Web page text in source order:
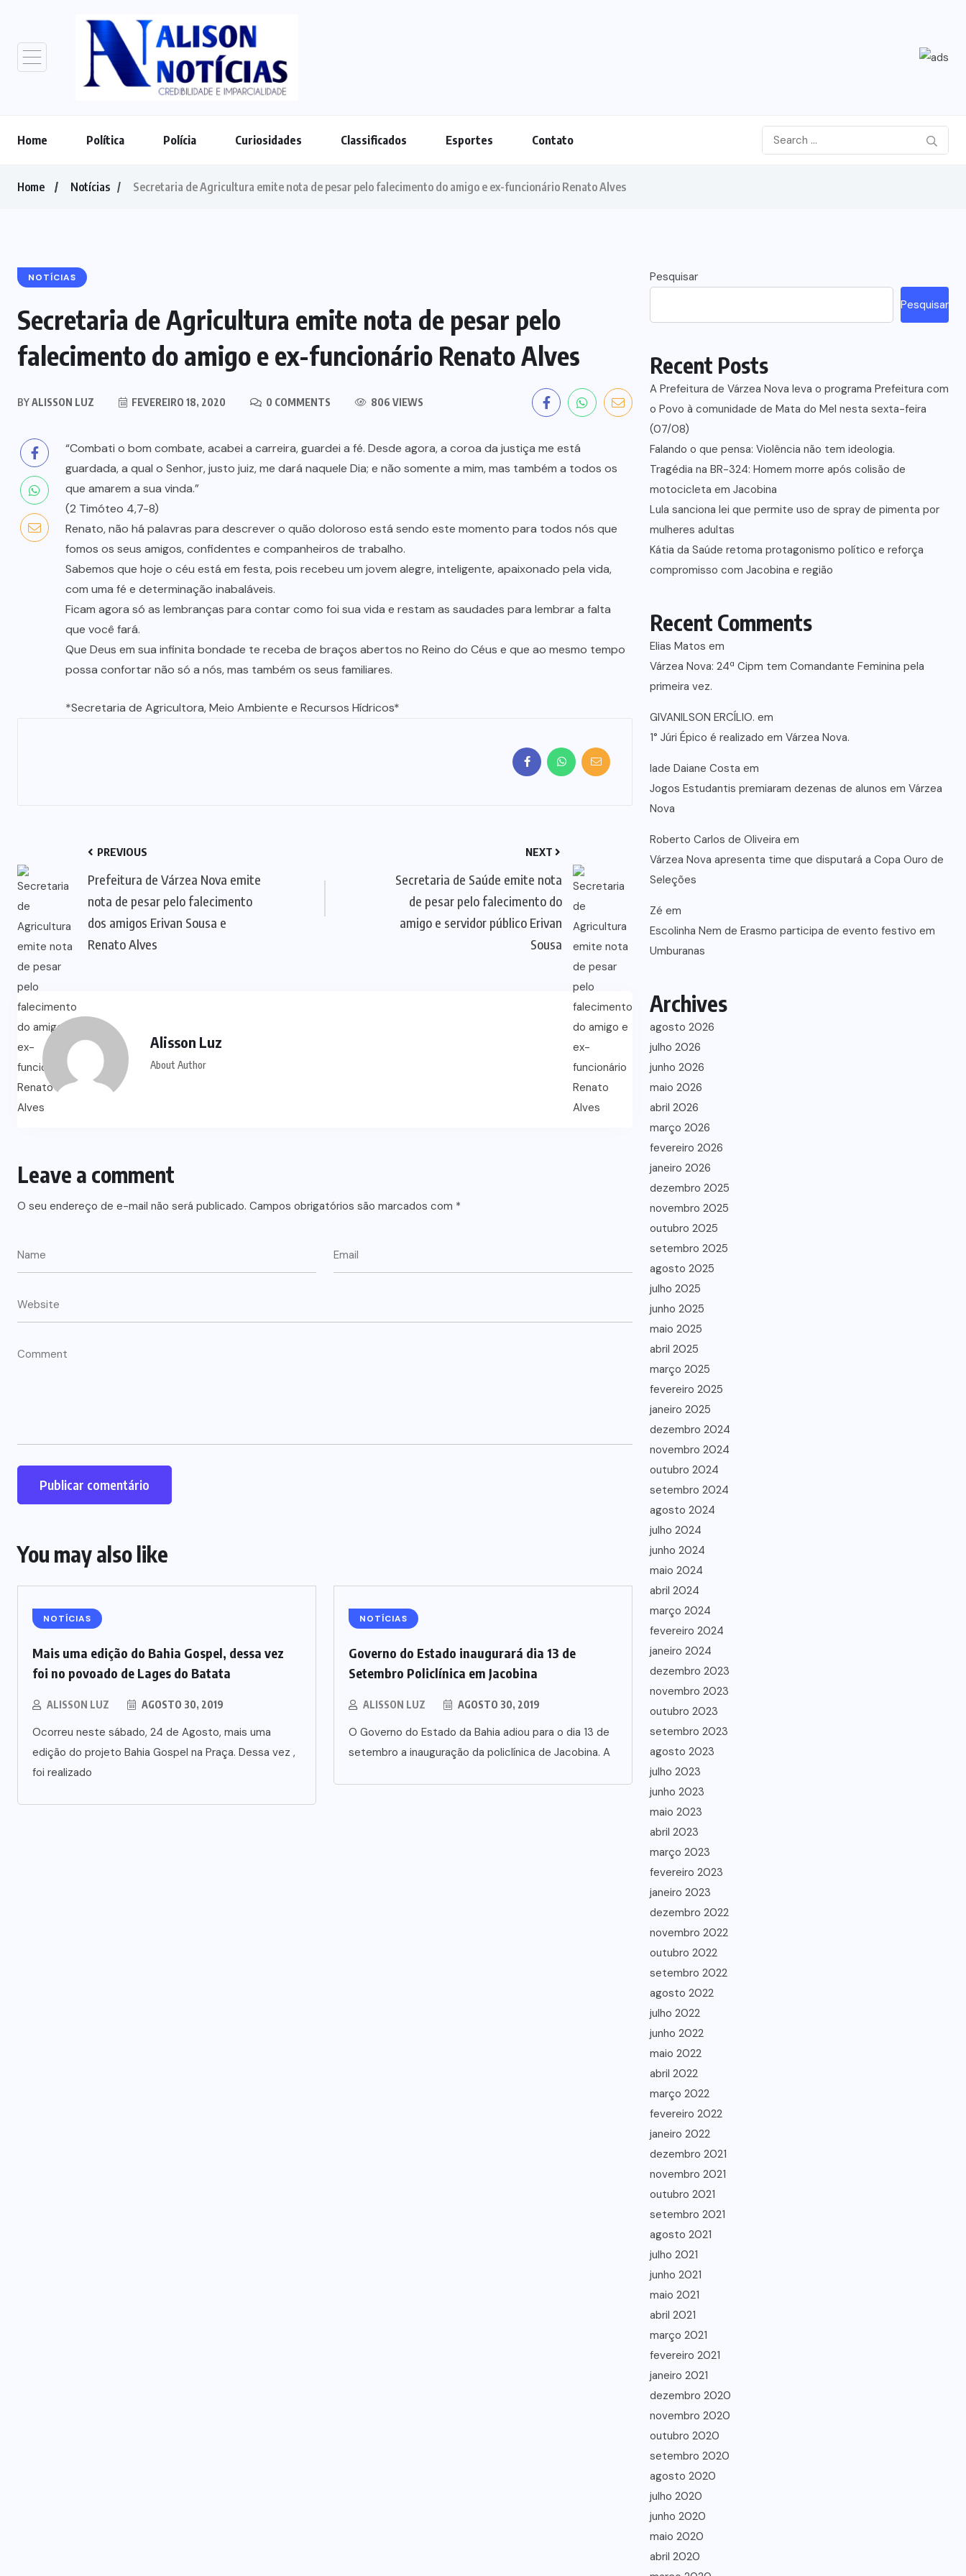
Home Política Polícia Curiosidades Classificados Esportes Contato
Home Notícias Secretaria de Agricultura emite nota de pesar pelo falecimento do amigo e ex-funcionário Renato Alves
NOTÍCIAS
Secretaria de Agricultura emite nota de pesar pelo
falecimento do amigo e ex-funcionário Renato Alves
BYALISSON LUZ FEVEREIRO 18, 2020 0 COMMENTS 806 VIEWS
“Combati o bom combate, acabei a carreira, guardei a fé. Desde agora, a coroa da justiça me está
guardada, a qual o Senhor, justo juiz, me dará naquele Dia; e não somente a mim, mas também a todos os
que amarem a sua vinda.”
(2 Timóteo 4,7-8)
Renato, não há palavras para descrever o quão doloroso está sendo este momento para todos nós que
fomos os seus amigos, confidentes e companheiros de trabalho.
Sabemos que hoje o céu está em festa, pois recebeu um jovem alegre, inteligente, apaixonado pela vida,
com uma fé e determinação inabaláveis.
Ficam agora só as lembranças para contar como foi sua vida e restam as saudades para lembrar a falta
que você fará.
Que Deus em sua infinita bondade te receba de braços abertos no Reino do Céus e que ao mesmo tempo
possa confortar não só a nós, mas também os seus familiares.
*Secretaria de Agricultora, Meio Ambiente e Recursos Hídricos*
PREVIOUS
Prefeitura de Várzea Nova emite
nota de pesar pelo falecimento
dos amigos Erivan Sousa e
Renato Alves
NEXT
Secretaria de Saúde emite nota
de pesar pelo falecimento do
amigo e servidor público Erivan
Sousa
Alisson Luz
About Author
Leave a comment
O seu endereço de e-mail não será publicado. Campos obrigatórios são marcados com *
You may also like
NOTÍCIAS
Mais uma edição do Bahia Gospel, dessa vez
foi no povoado de Lages do Batata
ALISSON LUZ AGOSTO 30, 2019
Ocorreu neste sábado, 24 de Agosto, mais uma
edição do projeto Bahia Gospel na Praça. Dessa vez ,
foi realizado
NOTÍCIAS
Governo do Estado inaugurará dia 13 de
Setembro Policlínica em Jacobina
ALISSON LUZ AGOSTO 30, 2019
O Governo do Estado da Bahia adiou para o dia 13 de
setembro a inauguração da policlínica de Jacobina. A
Pesquisar
Pesquisar
Recent Posts
A Prefeitura de Várzea Nova leva o programa Prefeitura com
o Povo à comunidade de Mata do Mel nesta sexta-feira
(07/08)
Falando o que pensa: Violência não tem ideologia.
Tragédia na BR-324: Homem morre após colisão de
motocicleta em Jacobina
Lula sanciona lei que permite uso de spray de pimenta por
mulheres adultas
Kátia da Saúde retoma protagonismo político e reforça
compromisso com Jacobina e região
Recent Comments
Elias Matos em
Várzea Nova: 24ª Cipm tem Comandante Feminina pela
primeira vez.
GIVANILSON ERCÍLIO. em
1° Júri Épico é realizado em Várzea Nova.
lade Daiane Costa em
Jogos Estudantis premiaram dezenas de alunos em Várzea
Nova
Roberto Carlos de Oliveira em
Várzea Nova apresenta time que disputará a Copa Ouro de
Seleções
Zé em
Escolinha Nem de Erasmo participa de evento festivo em
Umburanas
Archives
agosto 2026
julho 2026
junho 2026
maio 2026
abril 2026
março 2026
fevereiro 2026
janeiro 2026
dezembro 2025
novembro 2025
outubro 2025
setembro 2025
agosto 2025
julho 2025
junho 2025
maio 2025
abril 2025
março 2025
fevereiro 2025
janeiro 2025
dezembro 2024
novembro 2024
outubro 2024
setembro 2024
agosto 2024
julho 2024
junho 2024
maio 2024
abril 2024
março 2024
fevereiro 2024
janeiro 2024
dezembro 2023
novembro 2023
outubro 2023
setembro 2023
agosto 2023
julho 2023
junho 2023
maio 2023
abril 2023
março 2023
fevereiro 2023
janeiro 2023
dezembro 2022
novembro 2022
outubro 2022
setembro 2022
agosto 2022
julho 2022
junho 2022
maio 2022
abril 2022
março 2022
fevereiro 2022
janeiro 2022
dezembro 2021
novembro 2021
outubro 2021
setembro 2021
agosto 2021
julho 2021
junho 2021
maio 2021
abril 2021
março 2021
fevereiro 2021
janeiro 2021
dezembro 2020
novembro 2020
outubro 2020
setembro 2020
agosto 2020
julho 2020
junho 2020
maio 2020
abril 2020